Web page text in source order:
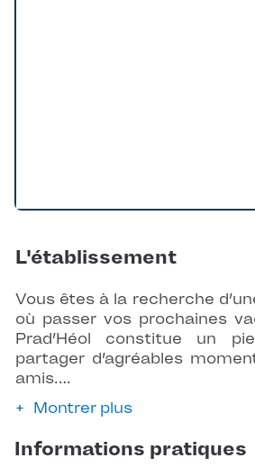
L'établissement
Vous êtes à la recherche
où passer vos prochaines
Prad’Héol constitue un
partager d’agréables
amis.…
Montrer plus
Informations pratiques